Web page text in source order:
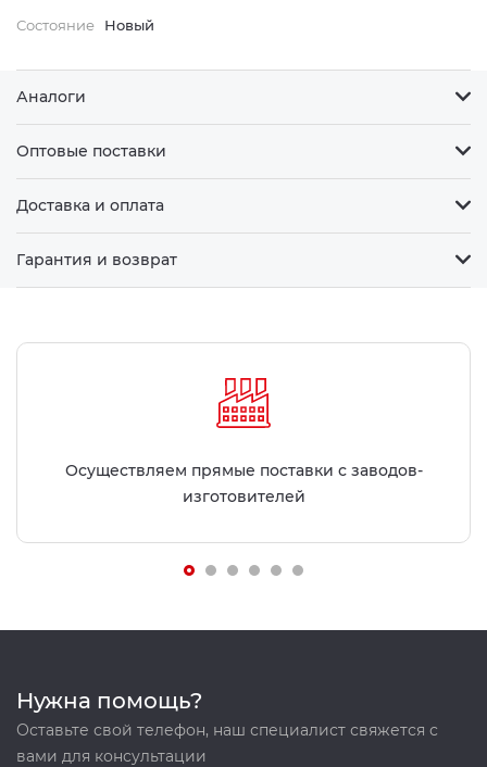
Состояние
Новый
Аналоги
Оптовые поставки
Доставка и оплата
Гарантия и возврат
Осуществляем прямые поставки с заводов-
изготовителей
Нужна помощь?
Оставьте свой телефон, наш специалист свяжется с
вами для консультации